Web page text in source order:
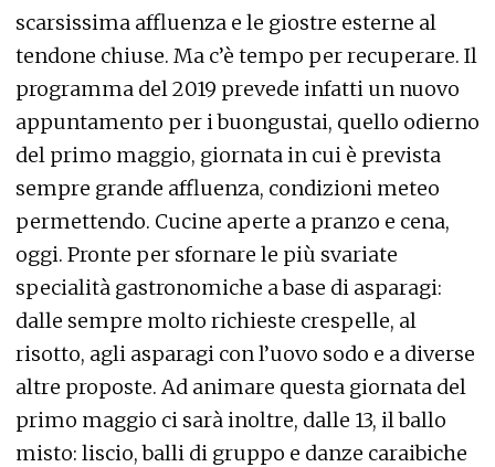
scarsissima affluenza e le giostre esterne al
tendone chiuse. Ma c’è tempo per recuperare. Il
programma del 2019 prevede infatti un nuovo
appuntamento per i buongustai, quello odierno
del primo maggio, giornata in cui è prevista
sempre grande affluenza, condizioni meteo
permettendo. Cucine aperte a pranzo e cena,
oggi. Pronte per sfornare le più svariate
specialità gastronomiche a base di asparagi:
dalle sempre molto richieste crespelle, al
risotto, agli asparagi con l’uovo sodo e a diverse
altre proposte. Ad animare questa giornata del
primo maggio ci sarà inoltre, dalle 13, il ballo
misto: liscio, balli di gruppo e danze caraibiche